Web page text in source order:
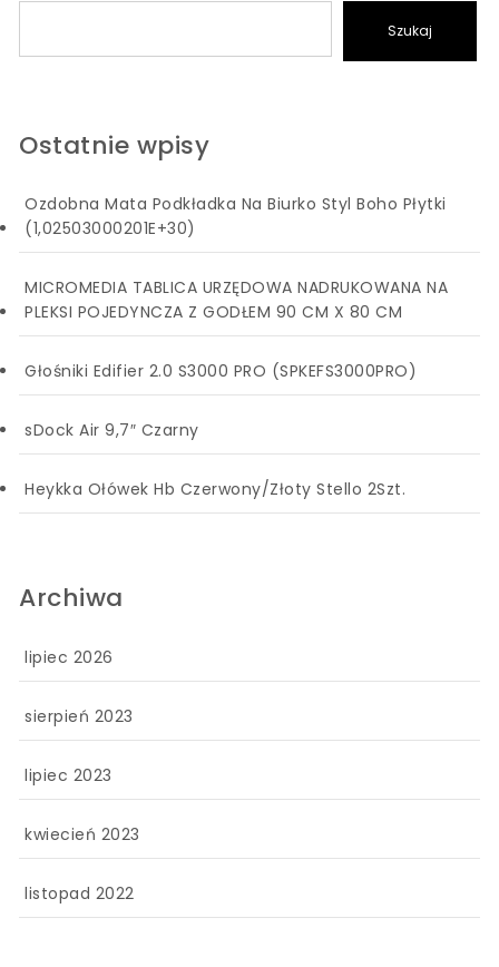
Szukaj
Ostatnie wpisy
Ozdobna Mata Podkładka Na Biurko Styl Boho Płytki
(1,02503000201E+30)
MICROMEDIA TABLICA URZĘDOWA NADRUKOWANA NA
PLEKSI POJEDYNCZA Z GODŁEM 90 CM X 80 CM
Głośniki Edifier 2.0 S3000 PRO (SPKEFS3000PRO)
sDock Air 9,7″ Czarny
Heykka Ołówek Hb Czerwony/Złoty Stello 2Szt.
Archiwa
lipiec 2026
sierpień 2023
lipiec 2023
kwiecień 2023
listopad 2022